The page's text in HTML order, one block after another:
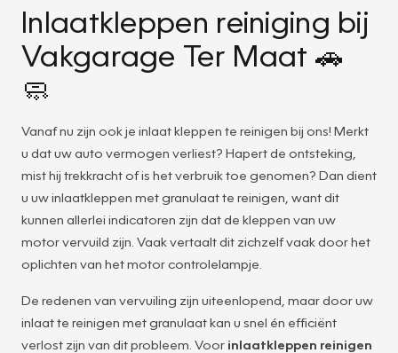
Inlaatkleppen reiniging bij
Vakgarage Ter Maat 🚗
🧼
Vanaf nu zijn ook je inlaat kleppen te reinigen bij ons! Merkt
u dat uw auto vermogen verliest? Hapert de ontsteking,
mist hij trekkracht of is het verbruik toe genomen? Dan dient
u uw inlaatkleppen met granulaat te reinigen, want dit
kunnen allerlei indicatoren zijn dat de kleppen van uw
motor vervuild zijn. Vaak vertaalt dit zichzelf vaak door het
oplichten van het motor controlelampje.
De redenen van vervuiling zijn uiteenlopend, maar door uw
inlaat te reinigen met granulaat kan u snel én efficiënt
verlost zijn van dit probleem. Voor inlaatkleppen reinigen